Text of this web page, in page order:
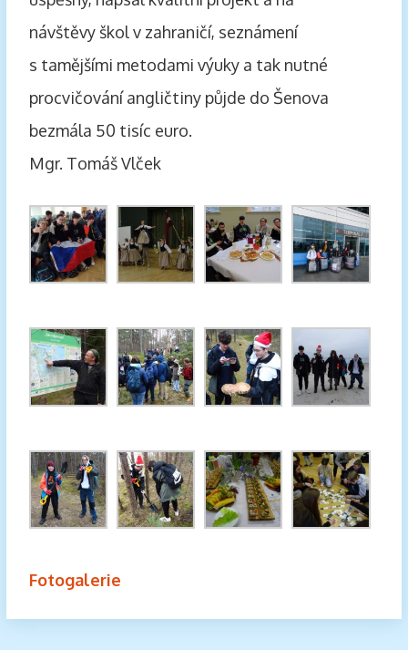
návštěvy škol v zahraničí, seznámení
s tamějšími metodami výuky a tak nutné
procvičování angličtiny půjde do Šenova
bezmála 50 tisíc euro.
Mgr. Tomáš Vlček
Fotogalerie